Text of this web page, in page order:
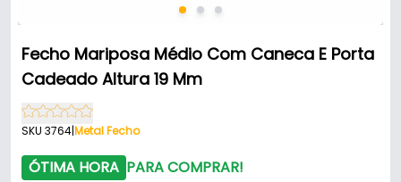
Fecho Mariposa Médio Com Caneca E Porta
Cadeado Altura 19 Mm
SKU 3764|Metal Fecho
ÓTIMA HORA PARA COMPRAR!